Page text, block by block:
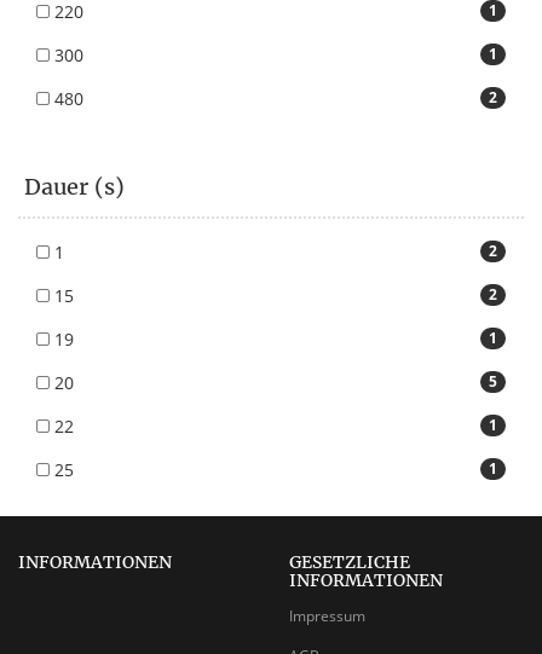
1
220
1
300
2
480
Dauer (s)
2
1
2
15
1
19
5
20
1
22
1
25
INFORMATIONEN
GESETZLICHE
INFORMATIONEN
Impressum